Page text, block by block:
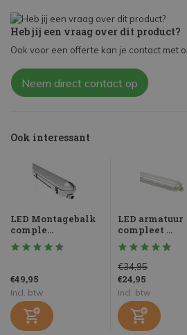
Heb jij een vraag over dit product?
Ook voor een offerte kan je contact met
Neem direct contact op
Ook interessant
LED Montagebalk
comple...
€49,95
Incl. btw
LED armatuur
compleet ...
€34,95
€24,95
Incl. btw